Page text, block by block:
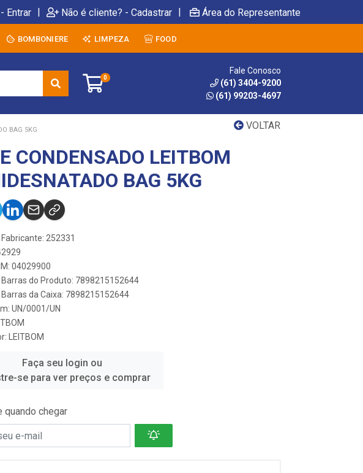
Entrar | Não é cliente? - Cadastrar | Área do Representante
BOMBONIERE LIMPEZA FOOD
0
Fale Conosco
(61) 3404-9200
(61) 99203-4697
VOLTAR
BAG 5KG
CONDENSADO LEITBOM
BAG 5KG
252331
04029900
do Produto: 7898215152644
da Caixa: 7898215152644
UN/0001/UN
LEITBOM
Faça seu login ou
se para ver preços e comprar
quando chegar